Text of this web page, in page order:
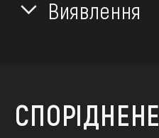
Виявлення
СПОРІДНЕНЕ